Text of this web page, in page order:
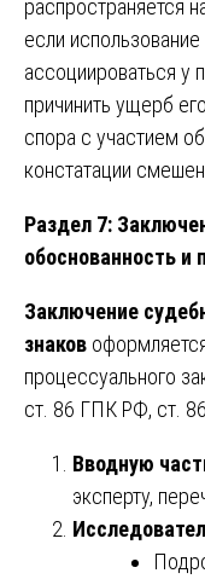
распространяется
если
ассоциироваться у
причинить ущерб
спора с участием
констатации
Раздел 7:
обоснованность и
Заключение
знаков
процессуального
ст. 86 ГПК РФ, ст.
Вводную
эксперту,